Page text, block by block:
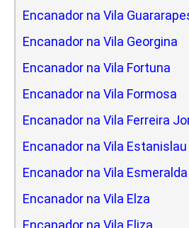
Encanador na Vila
Encanador na Vila Georgina
Encanador na Vila Fortuna
Encanador na Vila Formosa
Encanador na Vila Ferreira
Encanador na Vila Estanislau
Encanador na Vila Esmeralda
Encanador na Vila Elza
Encanador na Vila Eliza